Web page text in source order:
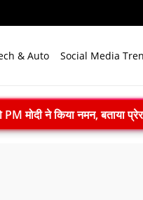
& Auto Social Media
में सिपाही ने फंदे से लटककर दी
भारत’ का लें संकल्प